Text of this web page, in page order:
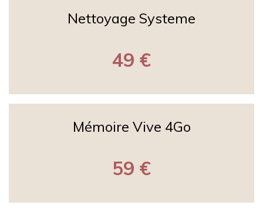
Nettoyage Systeme
49 €
Mémoire Vive 4Go
59 €